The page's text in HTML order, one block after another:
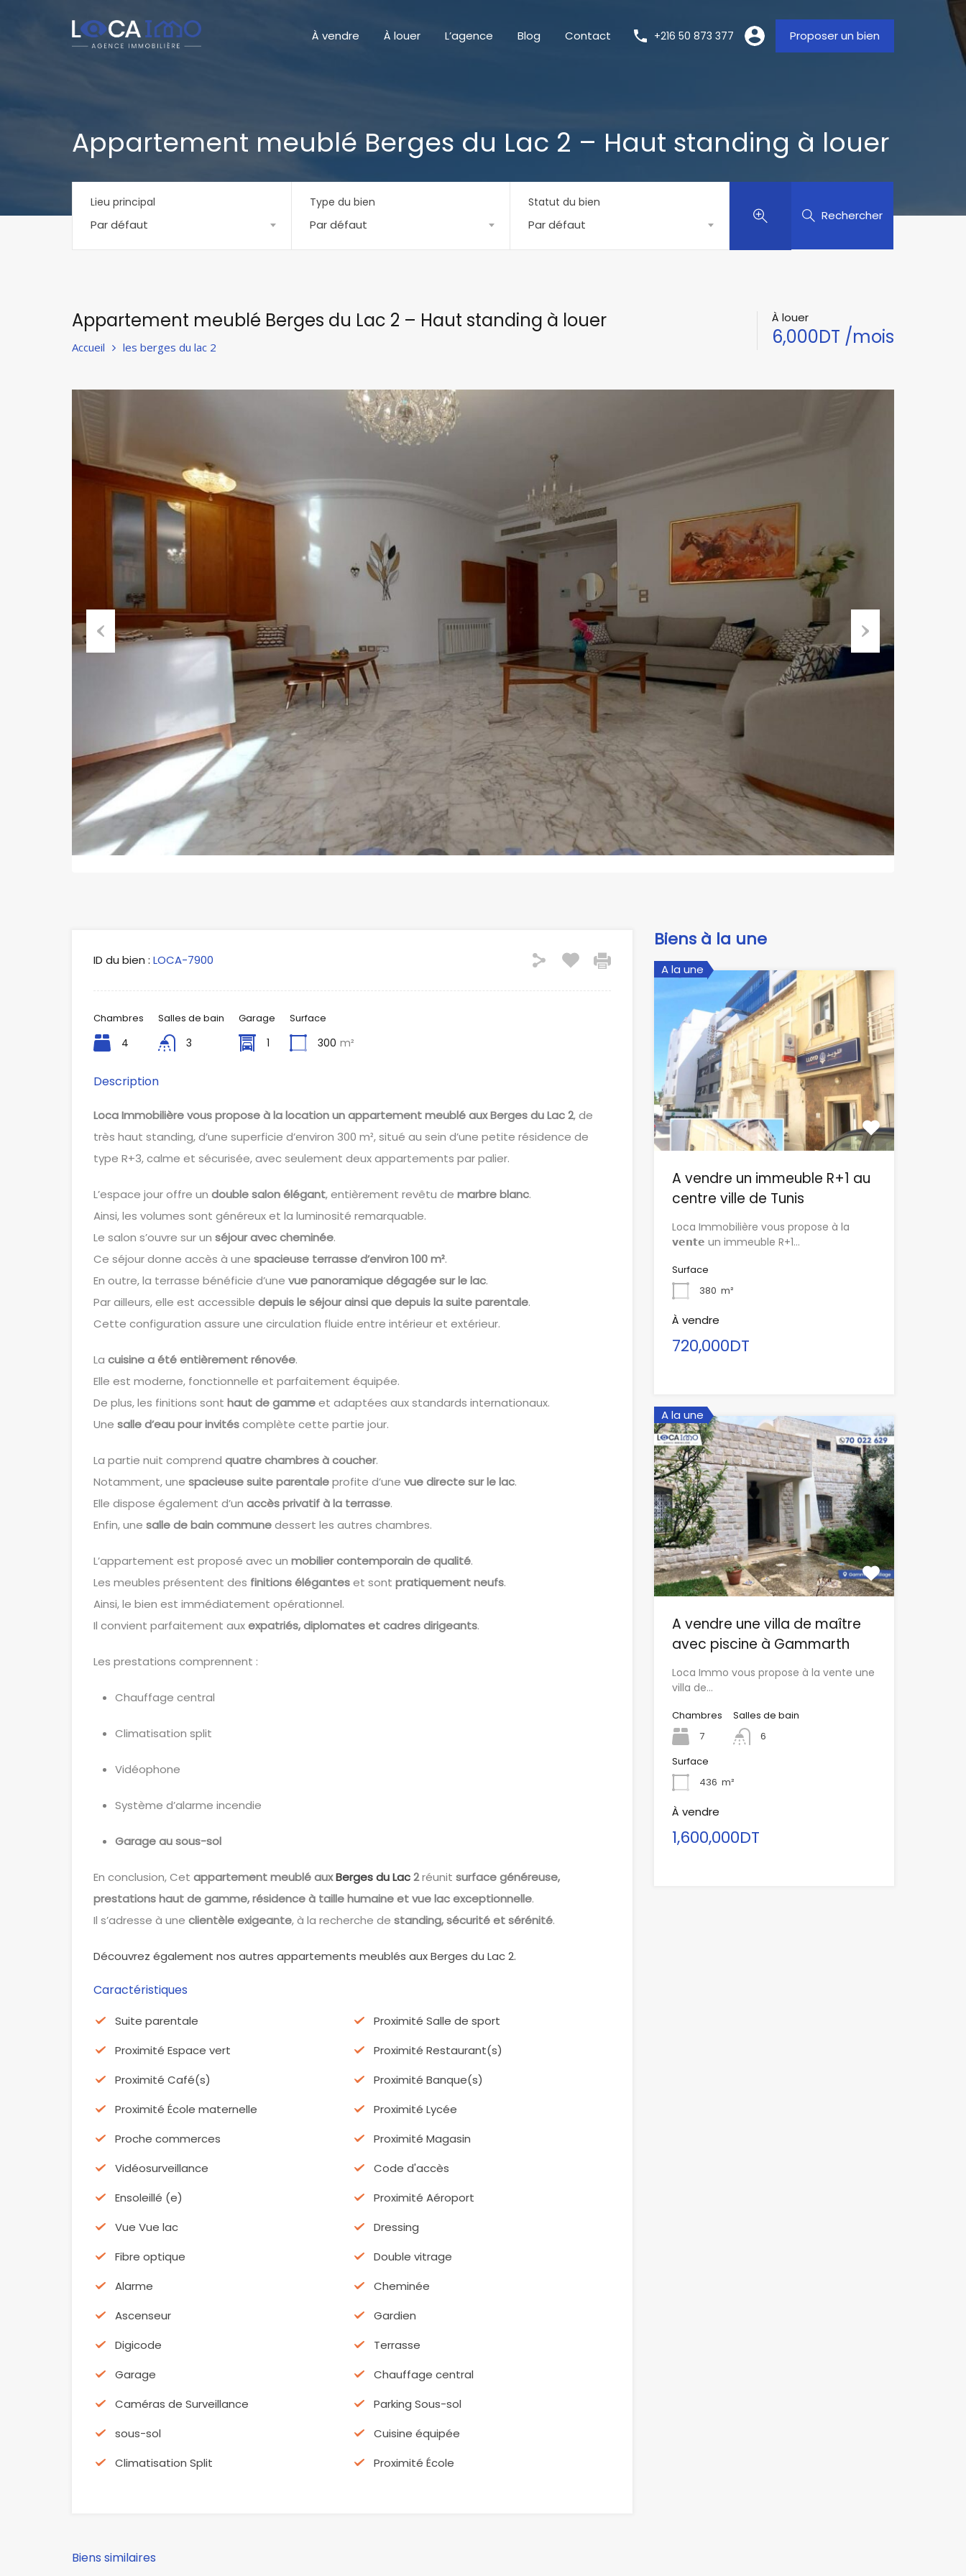
À vendre À louer L’agence Blog Contact +216 50 873 377 Proposer un bien
Appartement meublé Berges du Lac 2 – Haut standing à louer
Lieu principal
Par défaut
Type du bien
Par défaut
Statut du bien
Par défaut
Rechercher
Appartement meublé Berges du Lac 2 – Haut standing à louer
Accueil les berges du lac 2
À louer
6,000DT /mois
ID du bien : LOCA-7900
Chambres
4
Salles de bain
3
Garage
1
Surface
300 m²
Description
Loca Immobilière vous propose à la location un appartement meublé aux Berges du Lac 2, de
très haut standing, d’une superficie d’environ 300 m², situé au sein d’une petite résidence de
type R+3, calme et sécurisée, avec seulement deux appartements par palier.
L’espace jour offre un double salon élégant, entièrement revêtu de marbre blanc.
Ainsi, les volumes sont généreux et la luminosité remarquable.
Le salon s’ouvre sur un séjour avec cheminée.
Ce séjour donne accès à une spacieuse terrasse d’environ 100 m².
En outre, la terrasse bénéficie d’une vue panoramique dégagée sur le lac.
Par ailleurs, elle est accessible depuis le séjour ainsi que depuis la suite parentale.
Cette configuration assure une circulation fluide entre intérieur et extérieur.
La cuisine a été entièrement rénovée.
Elle est moderne, fonctionnelle et parfaitement équipée.
De plus, les finitions sont haut de gammeet adaptées aux standards internationaux.
Une salle d’eau pour invitéscomplète cette partie jour.
La partie nuit comprend quatre chambres à coucher.
Notamment, une spacieuse suite parentaleprofite d’une vue directe sur le lac.
Elle dispose également d’un accès privatif à la terrasse.
Enfin, une salle de bain communedessert les autres chambres.
L’appartement est proposé avec un mobilier contemporain de qualité.
Les meubles présentent des finitions éléganteset sont pratiquement neufs.
Ainsi, le bien est immédiatement opérationnel.
Il convient parfaitement auxexpatriés, diplomates et cadres dirigeants.
Les prestations comprennent :
Chauffage central
Climatisation split
Vidéophone
Système d’alarme incendie
Garage au sous-sol
En conclusion, Cet appartement meublé auxBerges du Lac2réunit surface généreuse,
prestations haut de gamme, résidence à taille humaine et vue lac exceptionnelle.
Il s’adresse à une clientèle exigeante, à la recherche de standing, sécurité et sérénité.
Découvrez également nos autres appartements meublés aux Berges du Lac 2.
Caractéristiques
Suite parentale
Proximité Salle de sport
Proximité Espace vert
Proximité Restaurant(s)
Proximité Café(s)
Proximité Banque(s)
Proximité École maternelle
Proximité Lycée
Proche commerces
Proximité Magasin
Vidéosurveillance
Code d'accès
Ensoleillé (e)
Proximité Aéroport
Vue Vue lac
Dressing
Fibre optique
Double vitrage
Alarme
Cheminée
Ascenseur
Gardien
Digicode
Terrasse
Garage
Chauffage central
Caméras de Surveillance
Parking Sous-sol
sous-sol
Cuisine équipée
Climatisation Split
Proximité École
Biens similaires
Biens à la une
A la une
A vendre un immeuble R+1 au
centre ville de Tunis
Loca Immobilière vous propose à la
𝘃𝗲𝗻𝘁𝗲 un immeuble R+1…
Surface
380 m²
À vendre
720,000DT
A la une
A vendre une villa de maître
avec piscine à Gammarth
Loca Immo vous propose à la vente une
villa de…
Chambres
7
Salles de bain
6
Surface
436 m²
À vendre
1,600,000DT